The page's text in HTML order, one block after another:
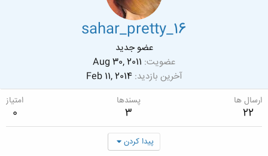
sahar_pretty_16
عضو جدید
عضویت Aug 30, 2011
آخرین بازدید Feb 11, 2014
ارسال ها
22
پسندها
3
امتیاز
0
پیدا کردن